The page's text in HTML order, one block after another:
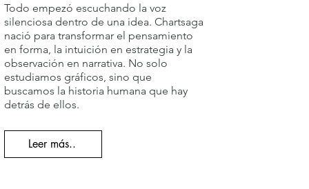
Todo empezó escuchando la voz
silenciosa dentro de una idea. Chartsaga
nació para transformar el pensamiento
en forma, la intuición en estrategia y la
observación en narrativa. No solo
estudiamos gráficos, sino que
buscamos la historia humana que hay
detrás de ellos.
Leer más..